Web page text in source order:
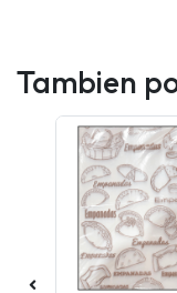
Tambien